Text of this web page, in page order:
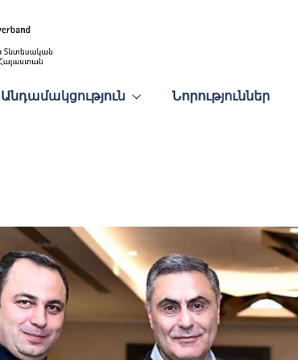
Անդամակցություն Նորություններ